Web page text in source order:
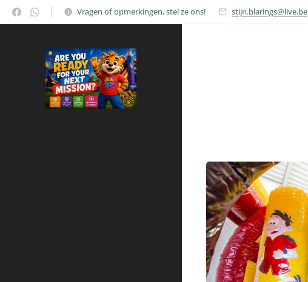
Vragen of opmerkingen, stel ze ons! stijn.blarings@live.be